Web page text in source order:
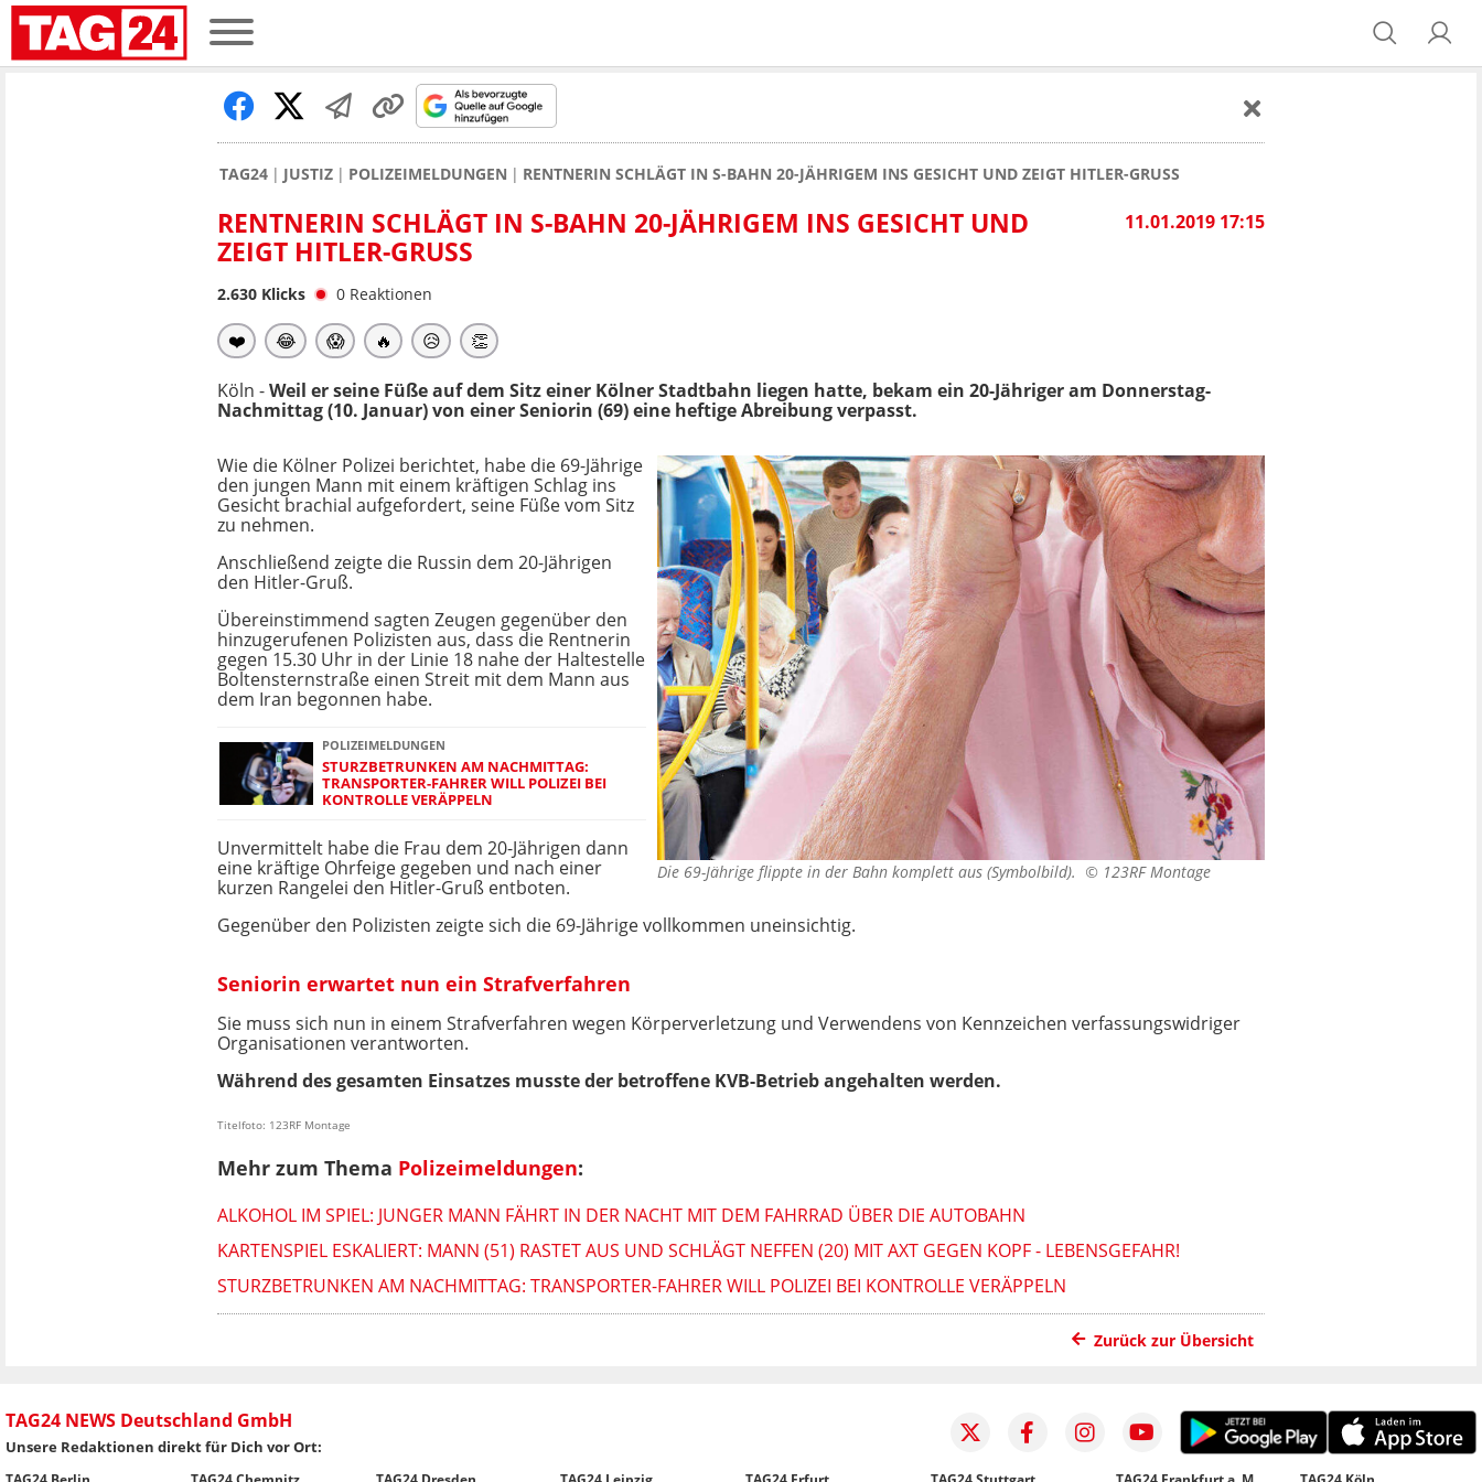
TAG24 JUSTIZ POLIZEIMELDUNGEN RENTNERIN SCHLÄGT IN S-BAHN 20-JÄHRIGEM INS GESICHT UND ZEIGT HITLER-GRUSS
11.01.2019 17:15
RENTNERIN SCHLÄGT IN S-BAHN 20-JÄHRIGEM INS GESICHT UND
ZEIGT HITLER-GRUSS
2.630 Klicks 0 Reaktionen
❤️ 😂 😱 🔥 😥 👏
Köln -Weil er seine Füße auf dem Sitz einer Kölner Stadtbahn liegen hatte, bekam ein 20-Jähriger am Donnerstag-
Nachmittag (10. Januar) von einer Seniorin (69) eine heftige Abreibung verpasst.
Die 69-Jährige flippte in der Bahn komplett aus (Symbolbild). © 123RF Montage
Wie die Kölner Polizei berichtet, habe die 69-Jährige
den jungen Mann mit einem kräftigen Schlag ins
Gesicht brachial aufgefordert, seine Füße vom Sitz
zu nehmen.
Anschließend zeigte die Russin dem 20-Jährigen
den Hitler-Gruß.
Übereinstimmend sagten Zeugen gegenüber den
hinzugerufenen Polizisten aus, dass die Rentnerin
gegen 15.30 Uhr in der Linie 18 nahe der Haltestelle
Boltensternstraße einen Streit mit dem Mann aus
dem Iran begonnen habe.
POLIZEIMELDUNGEN
STURZBETRUNKEN AM NACHMITTAG:
TRANSPORTER-FAHRER WILL POLIZEI BEI
KONTROLLE VERÄPPELN
Unvermittelt habe die Frau dem 20-Jährigen dann
eine kräftige Ohrfeige gegeben und nach einer
kurzen Rangelei den Hitler-Gruß entboten.
Gegenüber den Polizisten zeigte sich die 69-Jährige vollkommen uneinsichtig.
Seniorin erwartet nun ein Strafverfahren
Sie muss sich nun in einem Strafverfahren wegen Körperverletzung und Verwendens von Kennzeichen verfassungswidriger
Organisationen verantworten.
Während des gesamten Einsatzes musste der betroffene KVB-Betrieb angehalten werden.
Titelfoto: 123RF Montage
Mehr zum Thema Polizeimeldungen:
ALKOHOL IM SPIEL: JUNGER MANN FÄHRT IN DER NACHT MIT DEM FAHRRAD ÜBER DIE AUTOBAHN
KARTENSPIEL ESKALIERT: MANN (51) RASTET AUS UND SCHLÄGT NEFFEN (20) MIT AXT GEGEN KOPF - LEBENSGEFAHR!
STURZBETRUNKEN AM NACHMITTAG: TRANSPORTER-FAHRER WILL POLIZEI BEI KONTROLLE VERÄPPELN
Zurück zur Übersicht
TAG24 NEWS Deutschland GmbH
Unsere Redaktionen direkt für Dich vor Ort: